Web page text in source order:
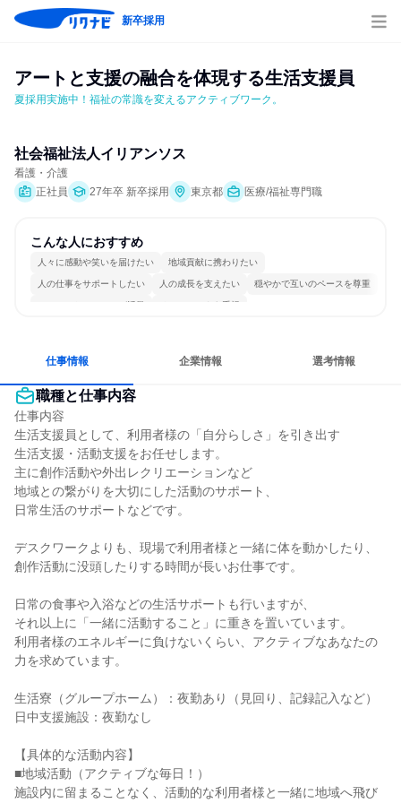
新卒採用
アートと支援の融合を体現する生活支援員
夏採用実施中！福祉の常識を変えるアクティブワーク。
社会福祉法人イリアンソス
看護・介護
正社員
27年卒 新卒採用 東京都 医療/福祉専門職
こんな人におすすめ
人々に感動や笑いを届けたい 地域貢献に携わりたい
人の仕事をサポートしたい 人の成長を支えたい 穏やかで互いのペースを尊重
コミュニケーションが活発 チームワークを重視
仕事情報 企業情報 選考情報
職種と仕事内容
仕事内容
生活支援員として、利用者様の「自分らしさ」を引き出す
生活支援・活動支援をお任せします。
主に創作活動や外出レクリエーションなど
地域との繋がりを大切にした活動のサポート、
日常生活のサポートなどです。
デスクワークよりも、現場で利用者様と一緒に体を動かしたり、
創作活動に没頭したりする時間が長いお仕事です。
日常の食事や入浴などの生活サポートも行いますが、
それ以上に「一緒に活動すること」に重きを置いています。
利用者様のエネルギーに負けないくらい、アクティブなあなたの
力を求めています。
生活寮（グループホーム）：夜勤あり（見回り、記録記入など）
日中支援施設：夜勤なし
【具体的な活動内容】
■地域活動（アクティブな毎日！）
施設内に留まることなく、活動的な利用者様と一緒に地域へ飛び